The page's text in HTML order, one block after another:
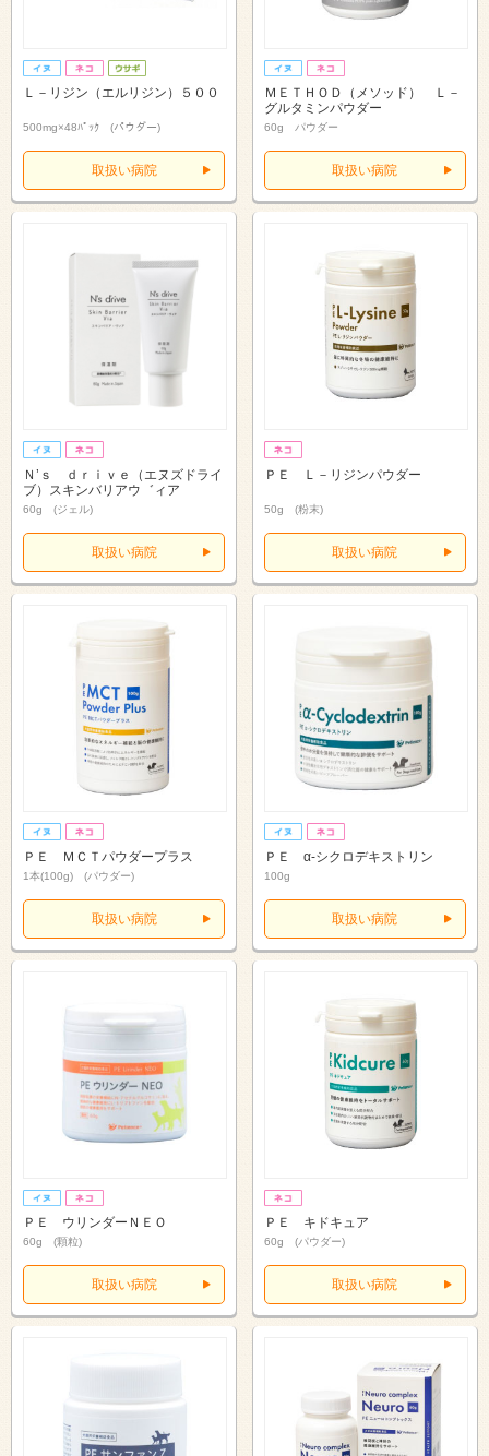
Ｌ－リジン（エルリジン）５００
500mg×48ﾊﾟｯｸ (パウダー)
取扱い病院
ＭＥＴＨＯＤ（メソッド） Ｌ－
グルタミンパウダー
60g パウダー
取扱い病院
Ｎ’ｓ ｄｒｉｖｅ（エヌズドライ
ブ）スキンバリアウ゛ィア
60g (ジェル)
取扱い病院
ＰＥ Ｌ－リジンパウダー
50g (粉末)
取扱い病院
ＰＥ ＭＣＴパウダープラス
1本(100g) (パウダー)
取扱い病院
ＰＥ α‐シクロデキストリン
100g
取扱い病院
ＰＥ ウリンダーＮＥＯ
60g (顆粒)
取扱い病院
ＰＥ キドキュア
60g (パウダー)
取扱い病院